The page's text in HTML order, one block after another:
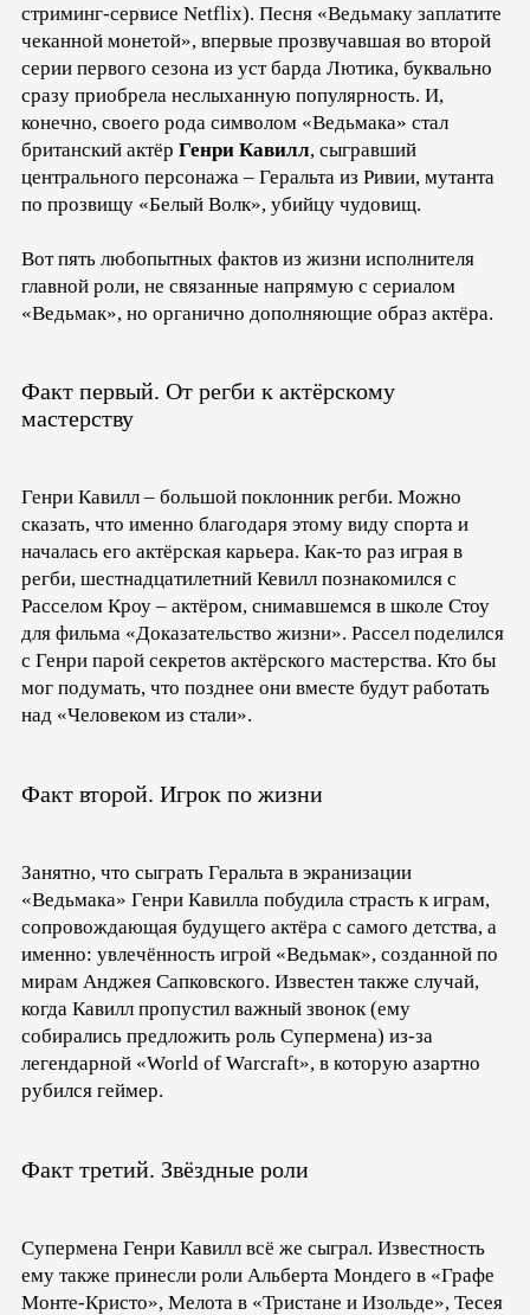
стриминг-сервисе Netflix). Песня «Ведьмаку заплатите
чеканной монетой», впервые прозвучавшая во второй
серии первого сезона из уст барда Лютика, буквально
сразу приобрела неслыханную популярность. И,
конечно, своего рода символом «Ведьмака» стал
британский актёр Генри Кавилл, сыгравший
центрального персонажа – Геральта из Ривии, мутанта
по прозвищу «Белый Волк», убийцу чудовищ.
Вот пять любопытных фактов из жизни исполнителя
главной роли, не связанные напрямую с сериалом
«Ведьмак», но органично дополняющие образ актёра.
Факт первый. От регби к актёрскому
мастерству
Генри Кавилл – большой поклонник регби. Можно
сказать, что именно благодаря этому виду спорта и
началась его актёрская карьера. Как-то раз играя в
регби, шестнадцатилетний Кевилл познакомился с
Расселом Кроу – актёром, снимавшемся в школе Стоу
для фильма «Доказательство жизни». Рассел поделился
с Генри парой секретов актёрского мастерства. Кто бы
мог подумать, что позднее они вместе будут работать
над «Человеком из стали».
Факт второй. Игрок по жизни
Занятно, что сыграть Геральта в экранизации
«Ведьмака» Генри Кавилла побудила страсть к играм,
сопровождающая будущего актёра с самого детства, а
именно: увлечённость игрой «Ведьмак», созданной по
мирам Анджея Сапковского. Известен также случай,
когда Кавилл пропустил важный звонок (ему
собирались предложить роль Супермена) из-за
легендарной «World of Warcraft», в которую азартно
рубился геймер.
Факт третий. Звёздные роли
Супермена Генри Кавилл всё же сыграл. Известность
ему также принесли роли Альберта Мондего в «Графе
Монте-Кристо», Мелота в «Тристане и Изольде», Тесея